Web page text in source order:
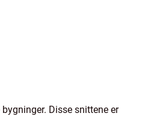
Disse snittene er